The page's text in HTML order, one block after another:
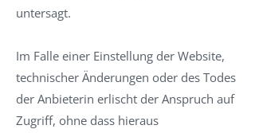
untersagt.
Im Falle einer Einstellung der Website,
technischer Änderungen oder des Todes
der Anbieterin erlischt der Anspruch auf
Zugriff, ohne dass hieraus